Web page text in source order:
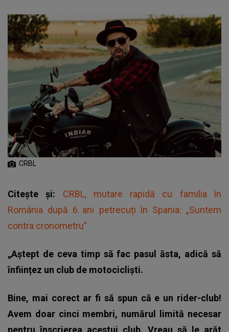
CRBL
Citește și: CRBL, mutare rapidă cu familia în
România după 6 ani petrecuți în Spania: „Suntem
contra cronometru”
„Aștept de ceva timp să fac pasul ăsta, adică să
înființez un club de motocicliști.
Bine, mai corect ar fi să spun că e un rider-club!
Avem doar cinci membri, numărul limită necesar
pentru înscrierea acestui club. Vreau să le arăt